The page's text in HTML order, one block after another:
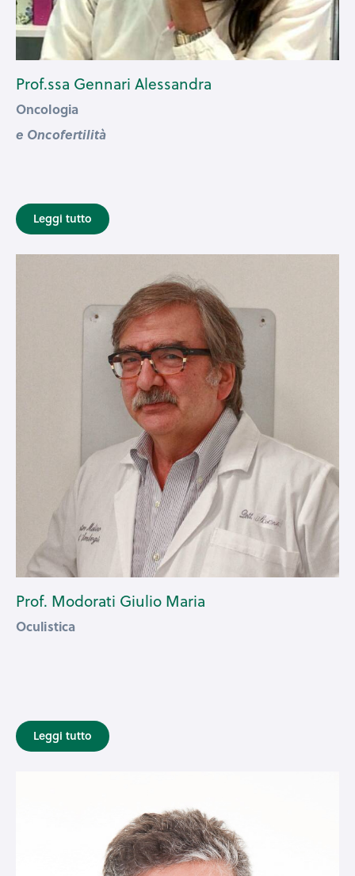
Prof.ssa Gennari Alessandra
Oncologia
e Oncofertilità
Leggi tutto
Prof. Modorati Giulio Maria
Oculistica
Leggi tutto